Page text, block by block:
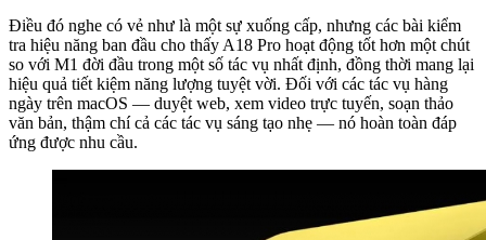
Điều đó nghe có vẻ như là một sự xuống cấp, nhưng các bài kiểm
tra hiệu năng ban đầu cho thấy A18 Pro hoạt động tốt hơn một chút
so với M1 đời đầu trong một số tác vụ nhất định, đồng thời mang lại
hiệu quả tiết kiệm năng lượng tuyệt vời. Đối với các tác vụ hàng
ngày trên macOS — duyệt web, xem video trực tuyến, soạn thảo
văn bản, thậm chí cả các tác vụ sáng tạo nhẹ — nó hoàn toàn đáp
ứng được nhu cầu.